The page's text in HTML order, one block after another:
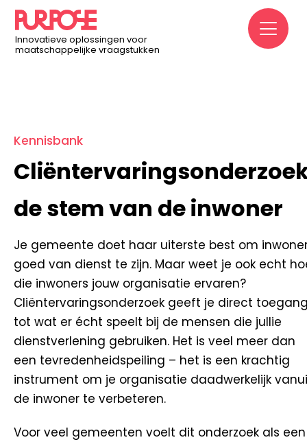
Innovatieve oplossingen voor
maatschappelijke vraagstukken
Home/ Kennisbank
Cliëntervaringsonderzoek: de stem
van de inwoner
Kennisbank
de stem van de inwoner
Je gemeente doet haar uiterste best om
goed van dienst te zijn. Maar weet je ook echt
die inwoners jouw organisatie ervaren?
Cliëntervaringsonderzoek geeft je direct
tot wat er écht speelt bij de mensen die jullie
dienstverlening gebruiken. Het is veel meer dan
een tevredenheidspeiling – het is een krachtig
instrument om je organisatie daadwerkelijk
de inwoner te verbeteren.
Voor veel gemeenten voelt dit onderzoek als een